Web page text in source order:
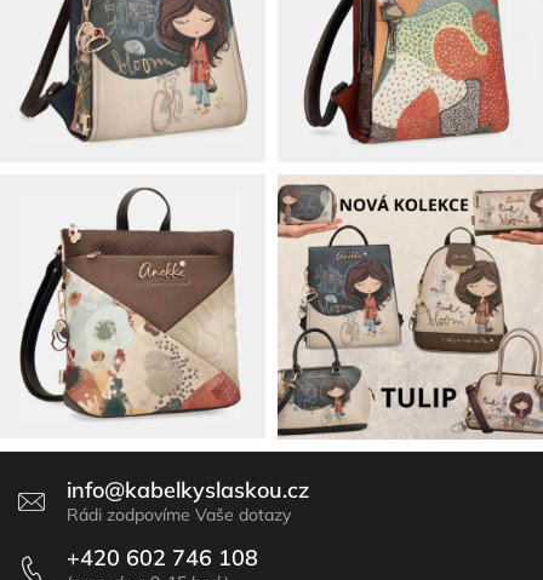
info@kabelkyslaskou.cz
+420 602 746 108